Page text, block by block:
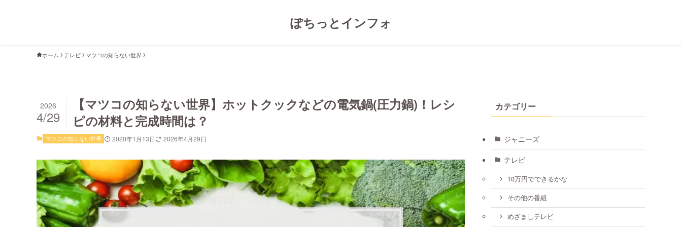
ぽちっとインフォ
ホーム テレビ マツコの知らない世界
【マツコの知らない世界】ホットクックなどの電気鍋(圧力鍋)！レシ
ピの材料と完成時間は？
2026
4/29
マツコの知らない世界 2020年1月13日 2026年4月29日
カテゴリー
ジャニーズ
テレビ
10万円でできるかな
その他の番組
めざましテレビ